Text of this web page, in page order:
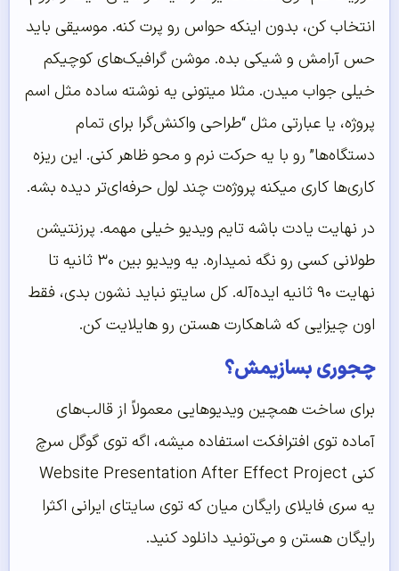
انتخاب کن، بدون اینکه حواس رو پرت کنه. موسیقی باید
حس آرامش و شیکی بده. موشن گرافیک‌های کوچیکم
خیلی جواب میدن. مثلا میتونی یه نوشته ساده مثل اسم
پروژه، یا عبارتی مثل “طراحی واکنش‌گرا برای تمام
دستگاه‌ها” رو با یه حرکت نرم و محو ظاهر کنی. این ریزه
کاری‌ها کاری میکنه پروژه‌ت چند لول حرفه‌ای‌تر دیده بشه.
در نهایت یادت باشه تایم ویدیو خیلی مهمه. پرزنتیشن
طولانی کسی رو نگه نمیداره. یه ویدیو بین ۳۰ ثانیه تا
نهایت ۹۰ ثانیه ایده‌آله. کل سایتو نباید نشون بدی، فقط
اون چیزایی که شاهکارت هستن رو هایلایت کن.
چجوری بسازیمش؟
برای ساخت همچین ویدیوهایی معمولاً از قالب‌های
آماده توی افترافکت استفاده میشه، اگه توی گوگل سرچ
کنی Website Presentation After Effect Project
یه سری فایلای رایگان میان که توی سایتای ایرانی اکثرا
رایگان هستن و می‌تونید دانلود کنید.